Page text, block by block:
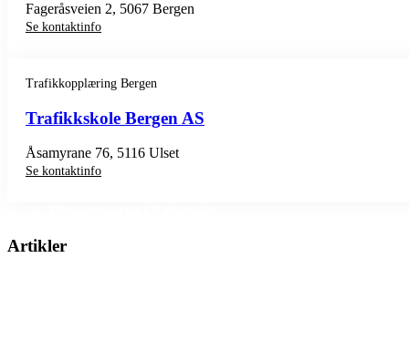
Fageråsveien 2, 5067 Bergen
Se kontaktinfo
Trafikkopplæring Bergen
Trafikkskole Bergen AS
Åsamyrane 76, 5116 Ulset
Se kontaktinfo
Artikler